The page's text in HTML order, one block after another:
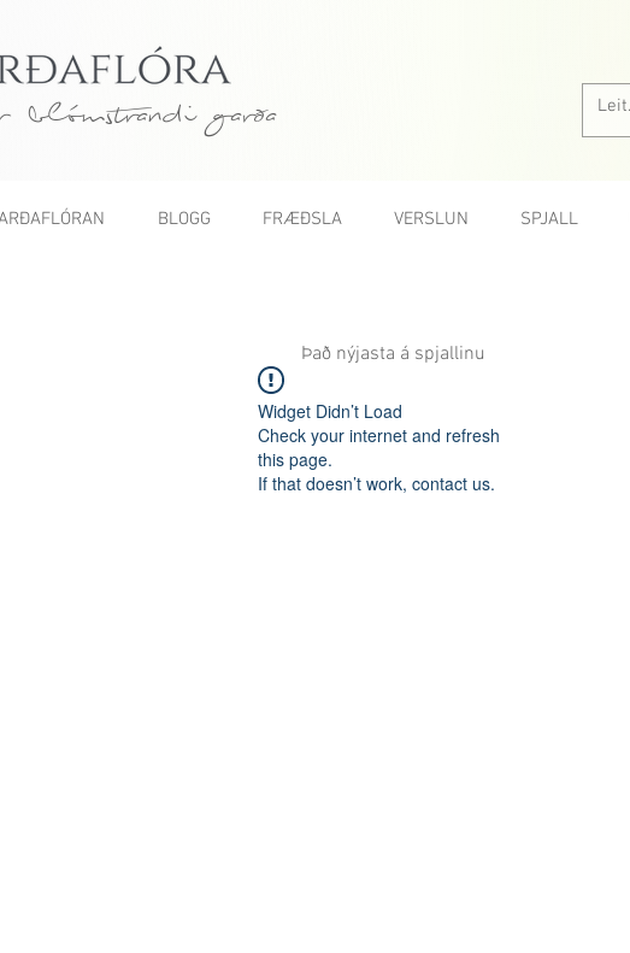
garða
BLOGG FRÆÐSLA VERSLUN SPJALL
Það nýjasta á spjallinu
Widget Didn’t Load
Check your internet and refresh
this page.
If that doesn’t work, contact us.